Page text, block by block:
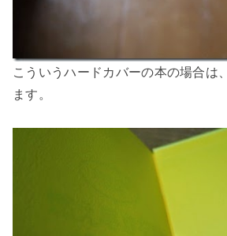
こういうハードカバーの本の場合は
ます。